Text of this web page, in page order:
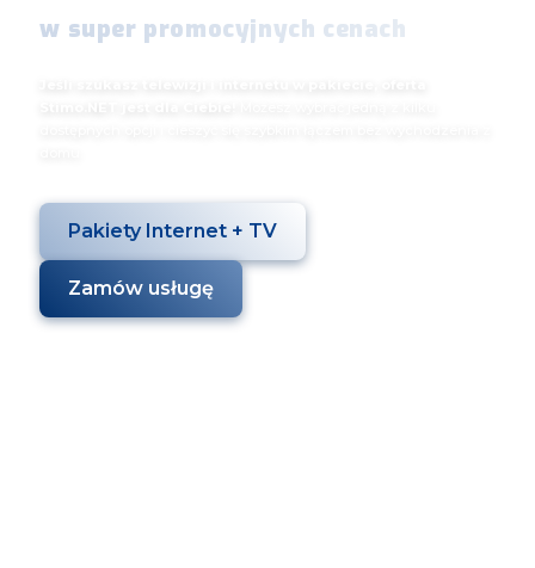
w super promocyjnych cenach
Pakiety Internet + TV
Zamów usługę